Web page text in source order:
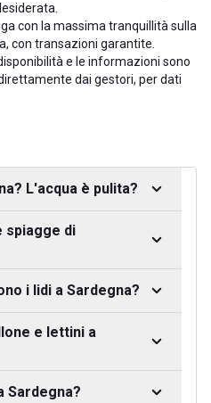
con la massima tranquillità sulla
con transazioni garantite.
e le informazioni sono
dai gestori, per dati
L'acqua è pulita?
spiagge di
i lidi a Sardegna?
e lettini a
Sardegna?